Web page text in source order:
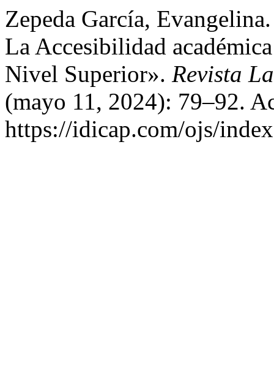
Zepeda García,
La Accesibilidad
Nivel Superior». Revista
(mayo 11, 2024): 79–92.
https://idicap.com/ojs/